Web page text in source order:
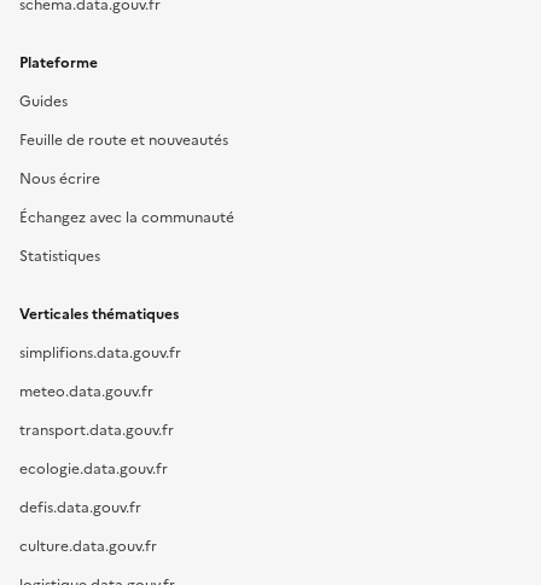
Plateforme
Guides
Feuille de route et nouveautés
Nous écrire
Échangez avec la communauté
Statistiques
Verticales thématiques
simplifions.data.gouv.fr
meteo.data.gouv.fr
transport.data.gouv.fr
ecologie.data.gouv.fr
defis.data.gouv.fr
culture.data.gouv.fr